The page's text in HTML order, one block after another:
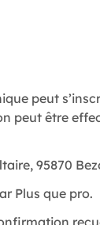
peut
peut être
95870
Plus que pro.